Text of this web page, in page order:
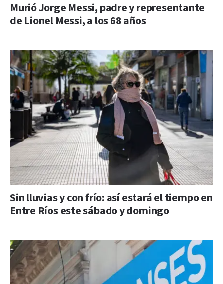
Murió Jorge Messi, padre y representante
de Lionel Messi, a los 68 años
Sin lluvias y con frío: así estará el tiempo en
Entre Ríos este sábado y domingo